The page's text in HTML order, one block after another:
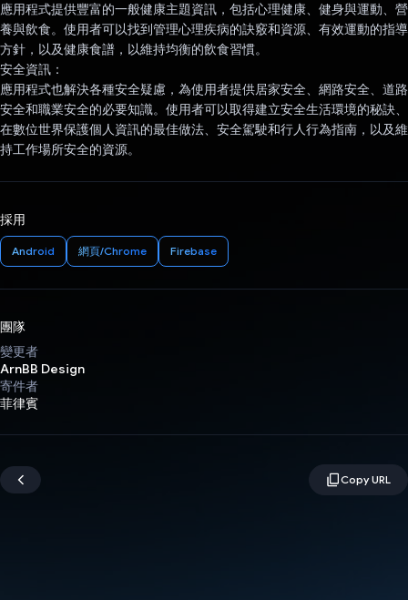
應用程式提供豐富的一般健康主題資訊，包括心理健康、健身與運動、營
養與飲食。使用者可以找到管理心理疾病的訣竅和資源、有效運動的指導
方針，以及健康食譜，以維持均衡的飲食習慣。
安全資訊：
應用程式也解決各種安全疑慮，為使用者提供居家安全、網路安全、道路
安全和職業安全的必要知識。使用者可以取得建立安全生活環境的秘訣、
在數位世界保護個人資訊的最佳做法、安全駕駛和行人行為指南，以及維
持工作場所安全的資源。
採用
Android 網頁/Chrome Firebase
團隊
變更者
ArnBB Design
寄件者
菲律賓